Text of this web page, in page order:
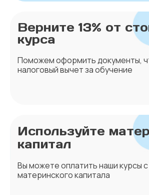
Верните 13% от
курса
Поможем оформить документы,
налоговый вычет за обучение
Используйте
капитал
Вы можете оплатить наши курсы
материнского капитала